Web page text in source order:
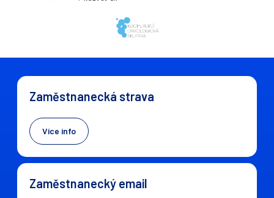
Zaměstnanecká strava
Více info
Zaměstnanecký email